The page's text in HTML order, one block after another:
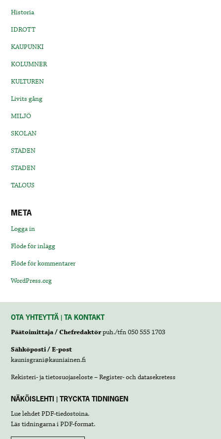
Historia
IDROTT
KAUPUNKI
KOLUMNER
KULTUREN
Livits gång
MILJÖ
SKOLAN
STADEN
STADEN
TALOUS
META
Logga in
Flöde för inlägg
Flöde för kommentarer
WordPress.org
OTA YHTEYTTÄ | TA KONTAKT
Päätoimittaja / Chefredaktörpuh./tfn 050 555 1703
Sähköposti / E-post
kaunisgrani@kauniainen.fi
Rekisteri- ja tietosuojaseloste – Register- och datasekretess
NÄKÖISLEHTI | TRYCKTA TIDNINGEN
Lue lehdetPDF-tiedostoina.
Läs tidningarna iPDF-format.